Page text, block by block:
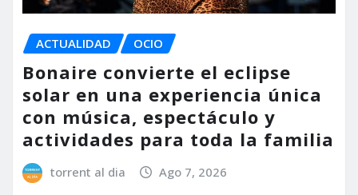
ACTUALIDAD OCIO
Bonaire convierte el eclipse
solar en una experiencia única
con música, espectáculo y
actividades para toda la familia
torrent al dia Ago 7, 2026